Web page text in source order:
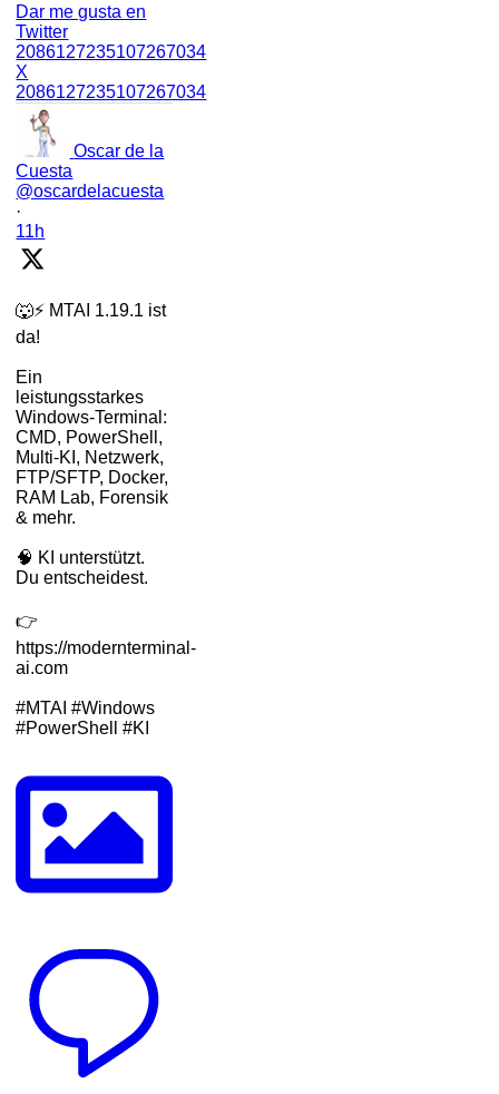
Dar me gusta en
Twitter
2086127235107267034
X
2086127235107267034
Oscar de la
Cuesta
@oscardelacuesta
·
11h
🐺⚡ MTAI 1.19.1 ist
da!
Ein
leistungsstarkes
Windows-Terminal:
CMD, PowerShell,
Multi-KI, Netzwerk,
FTP/SFTP, Docker,
RAM Lab, Forensik
& mehr.
🧠 KI unterstützt.
Du entscheidest.
👉
https://modernterminal-
ai.com
#MTAI #Windows
#PowerShell #KI